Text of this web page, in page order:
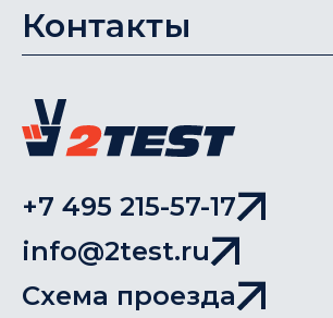
Контакты
+7 495 215-57-17
info@2test.ru
Схема проезда